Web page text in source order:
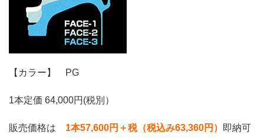
【カラー】 PG
1本定価 64,000円(税別）
販売価格は 1本57,600円＋税（税込み63,360円）
即納可